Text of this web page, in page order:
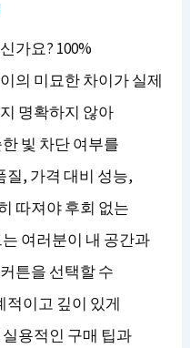
가요? 100%
의 미묘한 차이가 실제
명확하지 않아
빛 차단 여부를
질, 가격 대비 성능,
따져야 후회 없는
여러분이 내 공간과
튼을 선택할 수
적이고 깊이 있게
용적인 구매 팁과